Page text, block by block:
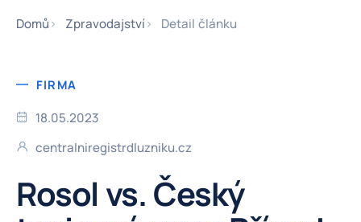
Domů Zpravodajství Detail článku
FIRMA
18.05.2023
centralniregistrdluzniku.cz
Rosol vs. Český